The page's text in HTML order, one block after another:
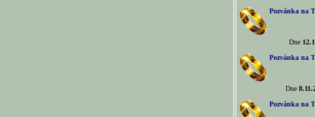
Pozvánka na
Dne
Pozvánka na
Dne
Pozvánka na